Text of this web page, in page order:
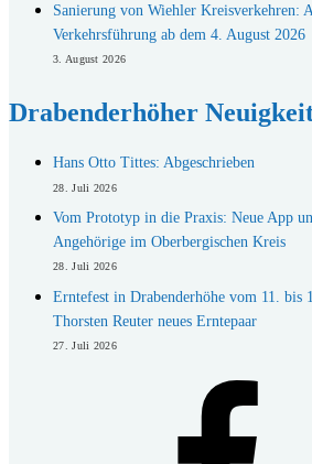
Sanierung von Wiehler Kreisverkehren:
Verkehrsführung ab dem 4. August 2026
3. August 2026
Drabenderhöher
Hans Otto Tittes: Abgeschrieben
28. Juli 2026
Vom Prototyp in die Praxis: Neue App
Angehörige im Oberbergischen Kreis
28. Juli 2026
Erntefest in Drabenderhöhe vom 11. bis
Thorsten Reuter neues Erntepaar
27. Juli 2026